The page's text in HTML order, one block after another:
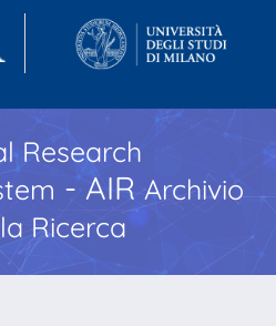
Research
- AIR Archivio
Ricerca